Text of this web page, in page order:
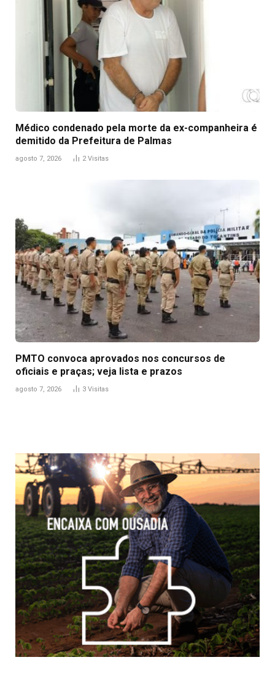
Médico condenado pela morte da ex-companheira é
demitido da Prefeitura de Palmas
agosto 7, 2026 2 Visitas
PMTO convoca aprovados nos concursos de
oficiais e praças; veja lista e prazos
agosto 7, 2026 3 Visitas